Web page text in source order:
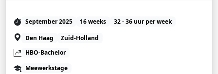
September 2025 16 weeks
32 - 36 uur per week
Den Haag
Zuid-Holland
HBO-Bachelor
Meewerkstage